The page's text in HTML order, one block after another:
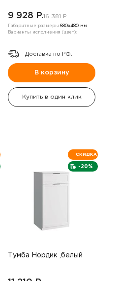
9 928 P.16 381 P.
Габаритные размеры:680х480 мм
Варианты исполнения (цвет):
Доставка по РФ.
В корзину
Купить в один клик
-20%
СКИДКА
Тумба Нордик ,белый